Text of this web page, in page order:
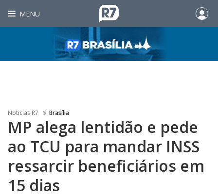
MENU
Noticias R7 Brasília
MP alega lentidão e pede
ao TCU para mandar INSS
ressarcir beneficiários em
15 dias